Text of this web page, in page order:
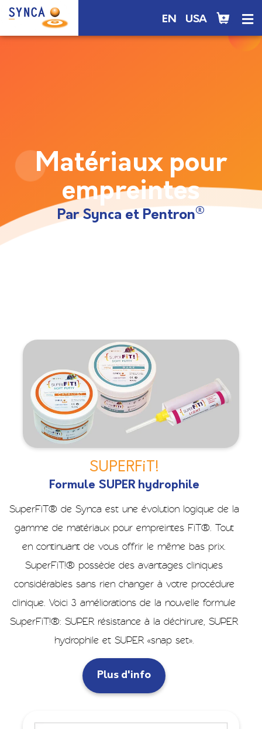
EN USA
Matériaux pour
empreintes
Par Synca et Pentron®
SUPERFiT!
Formule SUPER hydrophile
SuperFiT® de Synca est une évolution logique de la
gamme de matériaux pour empreintes FiT®. Tout
en continuant de vous offrir le même bas prix.
SuperFiT!® possède des avantages cliniques
considérables sans rien changer à votre procédure
clinique. Voici 3 améliorations de la nouvelle formule
SuperFiT!®: SUPER résistance à la déchirure, SUPER
hydrophile et SUPER «snap set».
Plus d'info